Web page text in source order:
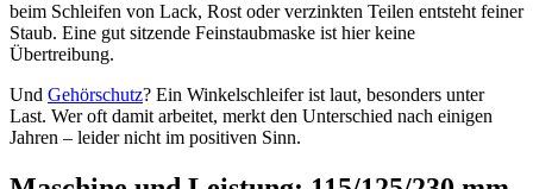
beim Schleifen von Lack, Rost oder verzinkten Teilen entsteht feiner
Staub. Eine gut sitzende Feinstaubmaske ist hier keine
Übertreibung.
Und Gehörschutz? Ein Winkelschleifer ist laut, besonders unter
Last. Wer oft damit arbeitet, merkt den Unterschied nach einigen
Jahren – leider nicht im positiven Sinn.